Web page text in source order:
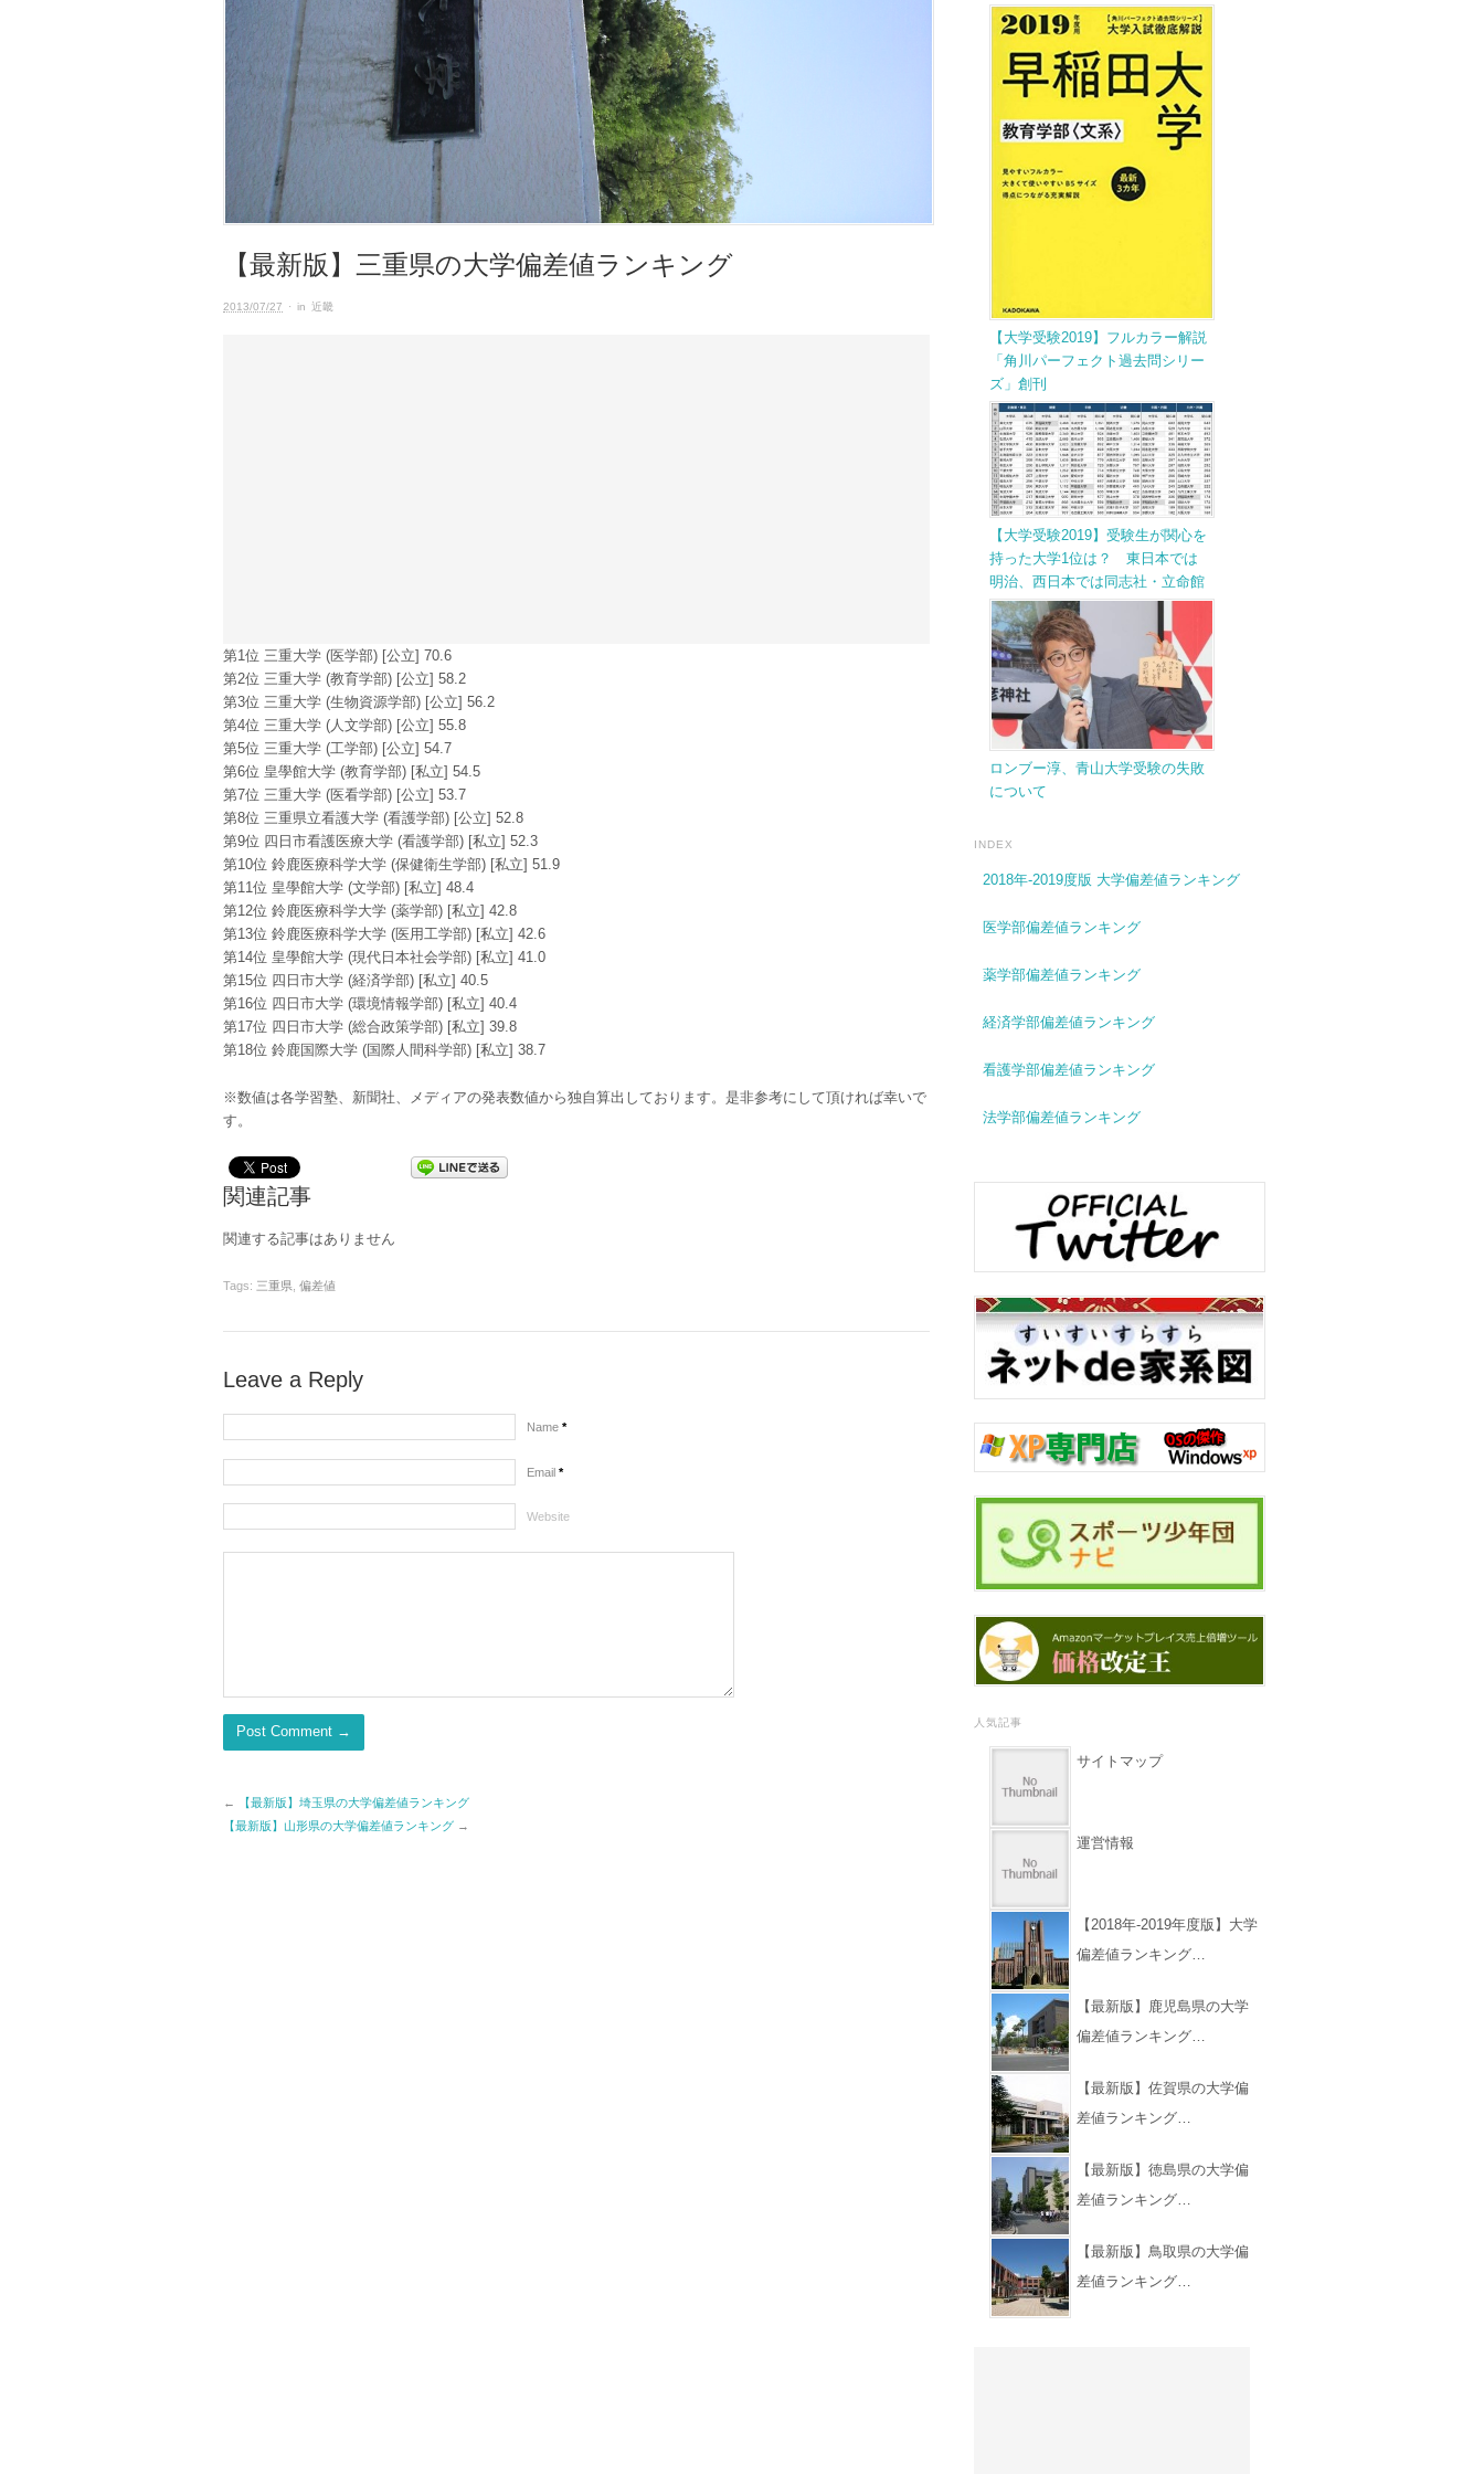
【最新版】三重県の大学偏差値ランキング
2013/07/27 · in 近畿
第1位 三重大学 (医学部) [公立] 70.6
第2位 三重大学 (教育学部) [公立] 58.2
第3位 三重大学 (生物資源学部) [公立] 56.2
第4位 三重大学 (人文学部) [公立] 55.8
第5位 三重大学 (工学部) [公立] 54.7
第6位 皇學館大学 (教育学部) [私立] 54.5
第7位 三重大学 (医看学部) [公立] 53.7
第8位 三重県立看護大学 (看護学部) [公立] 52.8
第9位 四日市看護医療大学 (看護学部) [私立] 52.3
第10位 鈴鹿医療科学大学 (保健衛生学部) [私立] 51.9
第11位 皇學館大学 (文学部) [私立] 48.4
第12位 鈴鹿医療科学大学 (薬学部) [私立] 42.8
第13位 鈴鹿医療科学大学 (医用工学部) [私立] 42.6
第14位 皇學館大学 (現代日本社会学部) [私立] 41.0
第15位 四日市大学 (経済学部) [私立] 40.5
第16位 四日市大学 (環境情報学部) [私立] 40.4
第17位 四日市大学 (総合政策学部) [私立] 39.8
第18位 鈴鹿国際大学 (国際人間科学部) [私立] 38.7
※数値は各学習塾、新聞社、メディアの発表数値から独自算出しております。是非参考にして頂ければ幸いで
す。
関連記事
関連する記事はありません
Tags: 三重県 偏差値
Leave a Reply
Name *
Email *
Website
←
【最新版】埼玉県の大学偏差値ランキング
【最新版】山形県の大学偏差値ランキング →
【大学受験2019】フルカラー解説
「角川パーフェクト過去問シリー
ズ」創刊
【大学受験2019】受験生が関心を
持った大学1位は？ 東日本では
明治、西日本では同志社・立命館
ロンブー淳、青山大学受験の失敗
について
INDEX
2018年-2019度版 大学偏差値ランキング
医学部偏差値ランキング
薬学部偏差値ランキング
経済学部偏差値ランキング
看護学部偏差値ランキング
法学部偏差値ランキング
人気記事
サイトマップ
運営情報
【2018年-2019年度版】大学
偏差値ランキング…
【最新版】鹿児島県の大学
偏差値ランキング…
【最新版】佐賀県の大学偏
差値ランキング…
【最新版】徳島県の大学偏
差値ランキング…
【最新版】鳥取県の大学偏
差値ランキング…